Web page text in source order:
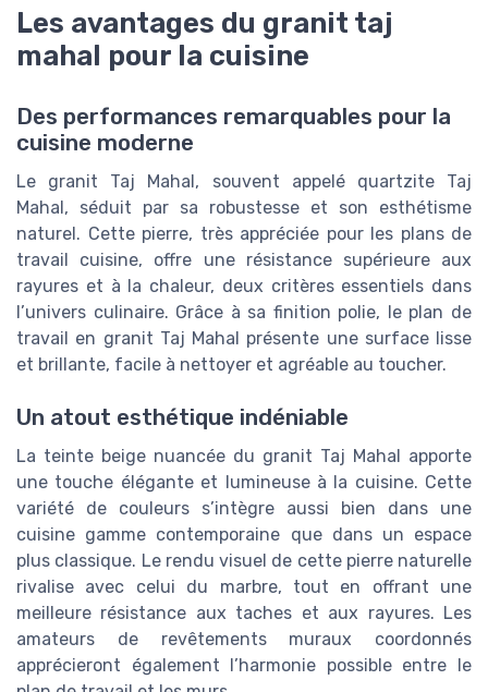
Les avantages du granit taj
mahal pour la cuisine
Des performances remarquables pour la
cuisine moderne
Le granit Taj Mahal, souvent appelé quartzite Taj
Mahal, séduit par sa robustesse et son esthétisme
naturel. Cette pierre, très appréciée pour les plans de
travail cuisine, offre une résistance supérieure aux
rayures et à la chaleur, deux critères essentiels dans
l’univers culinaire. Grâce à sa finition polie, le plan de
travail en granit Taj Mahal présente une surface lisse
et brillante, facile à nettoyer et agréable au toucher.
Un atout esthétique indéniable
La teinte beige nuancée du granit Taj Mahal apporte
une touche élégante et lumineuse à la cuisine. Cette
variété de couleurs s’intègre aussi bien dans une
cuisine gamme contemporaine que dans un espace
plus classique. Le rendu visuel de cette pierre naturelle
rivalise avec celui du marbre, tout en offrant une
meilleure résistance aux taches et aux rayures. Les
amateurs de revêtements muraux coordonnés
apprécieront également l’harmonie possible entre le